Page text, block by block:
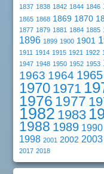
1837 1838 1842 1844 1846
1865 1868 1869 1870
1877 1879 1881 1884 1885
1896 1899 1900 1901
1911 1914 1915 1921 1922
1947 1948 1950 1952 1953
1963 1964 1965
1970 1971
1976 1977
1982 1983
1988 1989 1990
1998 2001 2002 2003
2017 2018